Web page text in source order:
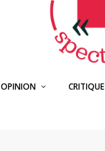
OPINION CRITIQUE